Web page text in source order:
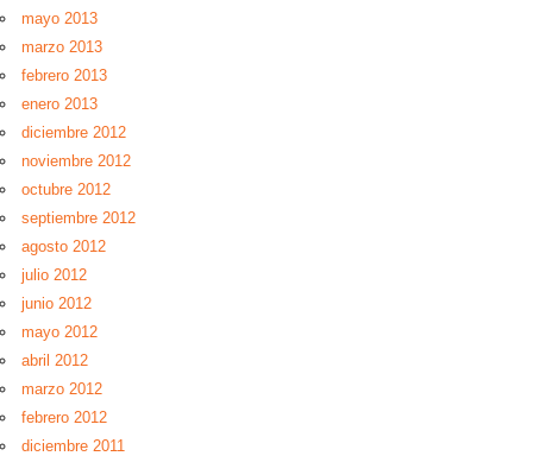
mayo 2013
marzo 2013
febrero 2013
enero 2013
diciembre 2012
noviembre 2012
octubre 2012
septiembre 2012
agosto 2012
julio 2012
junio 2012
mayo 2012
abril 2012
marzo 2012
febrero 2012
diciembre 2011